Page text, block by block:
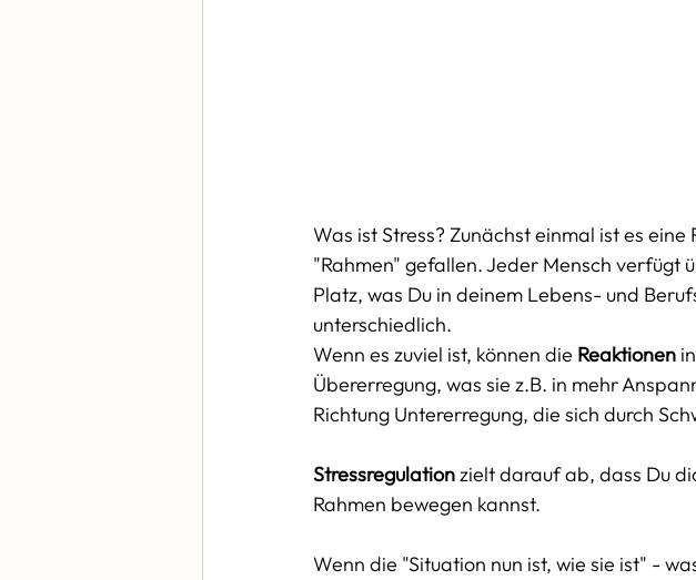
Was ist Stress? Zunächst einmal ist es
"Rahmen" gefallen. Jeder Mensch verfügt
Platz, was Du in deinem Lebens- und
unterschiedlich.
Wenn es zuviel ist, können die Reaktionen
Übererregung, was sie z.B. in mehr
Richtung Untererregung, die sich durch
Stressregulation zielt darauf ab, dass Du
Rahmen bewegen kannst.
Wenn die "Situation nun ist, wie sie ist" -